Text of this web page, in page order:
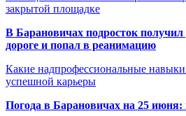
закрытой площадке
В Барановичах подросток
дороге и попал в реанимацию
Какие надпрофессиональные навыки
успешной карьеры
Погода в Барановичах на 25 июня: